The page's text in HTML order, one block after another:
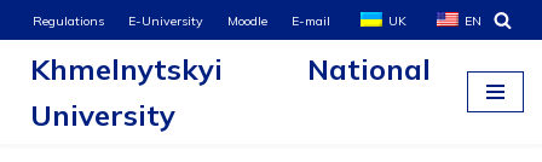
Skip
content
Regulations E-University Moodle E-mail UK EN
Khmelnytskyi National
University